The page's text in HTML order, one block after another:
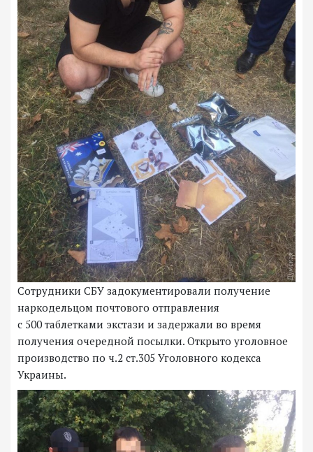
Сотрудники СБУ задокументировали получение
наркодельцом почтового отправления
с 500 таблетками экстази и задержали во время
получения очередной посылки. Открыто уголовное
производство по ч.2 ст.305 Уголовного кодекса
Украины.